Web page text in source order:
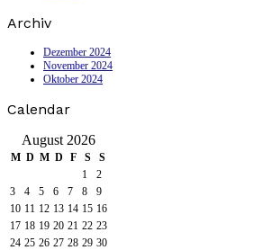
Archiv
Dezember 2024
November 2024
Oktober 2024
Calendar
August 2026
M D M D F S
S
1
2
3
4 5 6 7 8
9
10 11 12 13 14 15 16
17 18 19 20 21 22 23
24 25 26 27 28 29 30